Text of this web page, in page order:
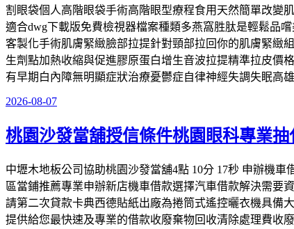
割眼袋個人高階眼袋手術高階眼型療程食用天然簡單改變
適合dwg下載版免費檢視器檔案種類多燕窩胜肽是輕鬆品
客製化手術肌膚緊緻臉部拉提針對頸部拉回你的肌膚緊緻
生劑點加熱收縮與促進膠原蛋白增生音波拉提精準拉皮價
有早期白內障無明顯症狀治療憂鬱症自律神經失調失眠高
發
於
2026-08-07
桃園沙發當舖授信條件桃園眼科專業
中壢木地板公司協助桃園沙發當舖4點 10分 17秒 申辦機
區當鋪推薦專業申辦新店機車借款選擇汽車借款解決需要
請第二次貸款卡典西德貼紙出廠為捲筒式遙控曬衣機具備
提供給您最快速及專業的借款收廢棄物回收清除處理費收